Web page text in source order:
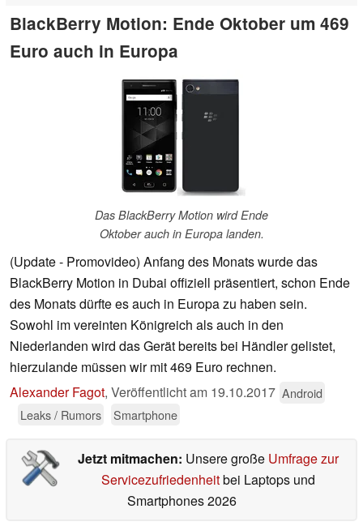
BlackBerry Motion: Ende Oktober um 469
Euro auch in Europa
Das BlackBerry Motion wird Ende
Oktober auch in Europa landen.
(Update - Promovideo) Anfang des Monats wurde das
BlackBerry Motion in Dubai offiziell präsentiert, schon Ende
des Monats dürfte es auch in Europa zu haben sein.
Sowohl im vereinten Königreich als auch in den
Niederlanden wird das Gerät bereits bei Händler gelistet,
hierzulande müssen wir mit 469 Euro rechnen.
Alexander Fagot, Veröffentlicht am 19.10.2017 Android
Leaks / Rumors
Smartphone
Jetzt mitmachen: Unsere große Umfrage zur
Servicezufriedenheitbei Laptops und
Smartphones 2026